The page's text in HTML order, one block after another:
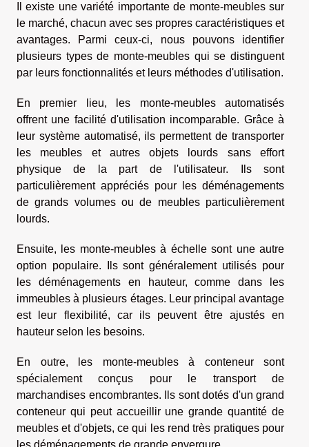
Il existe une variété importante de monte-meubles sur
le marché, chacun avec ses propres caractéristiques et
avantages. Parmi ceux-ci, nous pouvons identifier
plusieurs types de monte-meubles qui se distinguent
par leurs fonctionnalités et leurs méthodes d'utilisation.
En premier lieu, les monte-meubles automatisés
offrent une facilité d'utilisation incomparable. Grâce à
leur système automatisé, ils permettent de transporter
les meubles et autres objets lourds sans effort
physique de la part de l'utilisateur. Ils sont
particulièrement appréciés pour les déménagements
de grands volumes ou de meubles particulièrement
lourds.
Ensuite, les monte-meubles à échelle sont une autre
option populaire. Ils sont généralement utilisés pour
les déménagements en hauteur, comme dans les
immeubles à plusieurs étages. Leur principal avantage
est leur flexibilité, car ils peuvent être ajustés en
hauteur selon les besoins.
En outre, les monte-meubles à conteneur sont
spécialement conçus pour le transport de
marchandises encombrantes. Ils sont dotés d'un grand
conteneur qui peut accueillir une grande quantité de
meubles et d'objets, ce qui les rend très pratiques pour